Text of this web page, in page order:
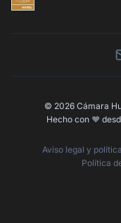
© 2026 Cámara
Hecho con ❤️
Aviso legal y
Política